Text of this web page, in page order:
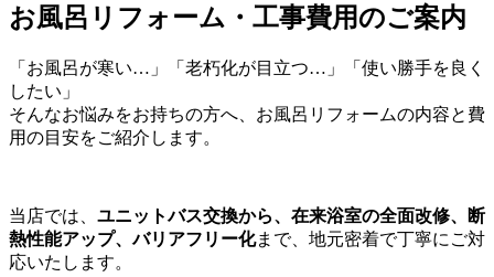
お風呂リフォーム・工事費用のご案内
「お風呂が寒い…」「老朽化が目立つ…」「使い勝手を良く
したい」
そんなお悩みをお持ちの方へ、お風呂リフォームの内容と費
用の目安をご紹介します。
当店では、 ユニットバス交換から、在来浴室の全面改修、断
熱性能アップ、バリアフリー化まで、地元密着で丁寧にご対
応いたします。